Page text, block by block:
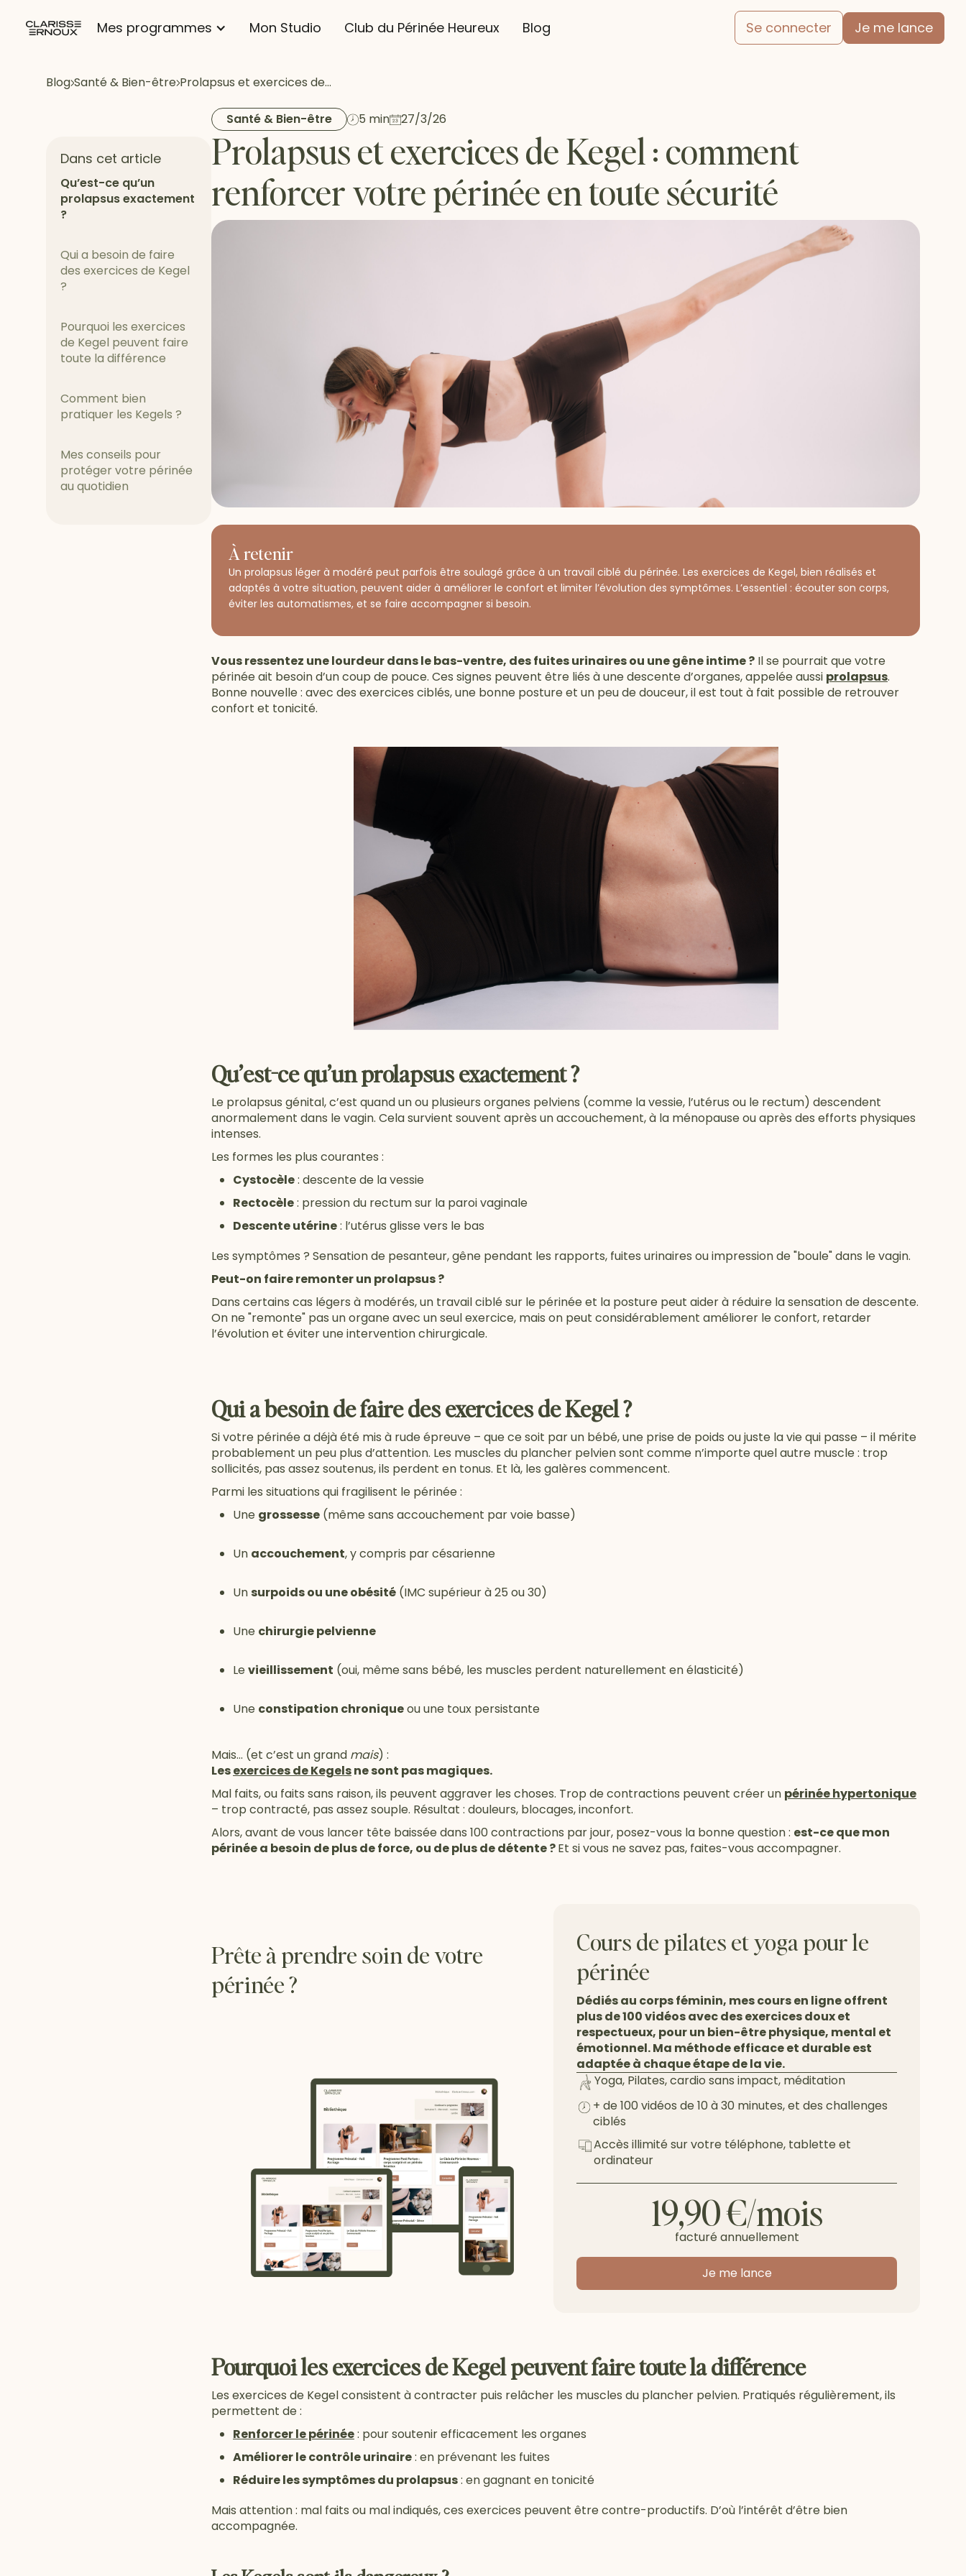
Mes programmes Mon Studio Club du Périnée Heureux Blog Se connecter Je me lance
Blog Santé & Bien-être Prolapsus et exercices de…
Dans cet article
Qu’est-ce qu’un
prolapsus exactement
?
Qui a besoin de faire
des exercices de Kegel
?
Pourquoi les exercices
de Kegel peuvent faire
toute la différence
Comment bien
pratiquer les Kegels ?
Mes conseils pour
protéger votre périnée
au quotidien
Santé & Bien-être 5 min 27/3/26
Prolapsus et exercices de Kegel : comment
renforcer votre périnée en toute sécurité
À retenir
Un prolapsus léger à modéré peut parfois être soulagé grâce à un travail ciblé du périnée. Les exercices de Kegel, bien réalisés et
adaptés à votre situation, peuvent aider à améliorer le confort et limiter l’évolution des symptômes. L’essentiel : écouter son corps,
éviter les automatismes, et se faire accompagner si besoin.
Vous ressentez une lourdeur dans le bas-ventre, des fuites urinaires ou une gêne intime ? Il se pourrait que votre
périnée ait besoin d’un coup de pouce. Ces signes peuvent être liés à une descente d’organes, appelée aussi prolapsus.
Bonne nouvelle : avec des exercices ciblés, une bonne posture et un peu de douceur, il est tout à fait possible de retrouver
confort et tonicité.
Qu’est-ce qu’un prolapsus exactement ?
Le prolapsus génital, c’est quand un ou plusieurs organes pelviens (comme la vessie, l’utérus ou le rectum) descendent
anormalement dans le vagin. Cela survient souvent après un accouchement, à la ménopause ou après des efforts physiques
intenses.
Les formes les plus courantes :
Cystocèle: descente de la vessie
Rectocèle: pression du rectum sur la paroi vaginale
Descente utérine: l’utérus glisse vers le bas
Les symptômes ? Sensation de pesanteur, gêne pendant les rapports, fuites urinaires ou impression de "boule" dans le vagin.
Peut-on faire remonter un prolapsus ?
Dans certains cas légers à modérés, un travail ciblé sur le périnée et la posture peut aider à réduire la sensation de descente.
On ne "remonte" pas un organe avec un seul exercice, mais on peut considérablement améliorer le confort, retarder
l’évolution et éviter une intervention chirurgicale.
Qui a besoin de faire des exercices de Kegel ?
Si votre périnée a déjà été mis à rude épreuve – que ce soit par un bébé, une prise de poids ou juste la vie qui passe – il mérite
probablement un peu plus d’attention. Les muscles du plancher pelvien sont comme n’importe quel autre muscle : trop
sollicités, pas assez soutenus, ils perdent en tonus. Et là, les galères commencent.
Parmi les situations qui fragilisent le périnée :
Une grossesse (même sans accouchement par voie basse)
Un accouchement, y compris par césarienne
Un surpoids ou une obésité (IMC supérieur à 25 ou 30)
Une chirurgie pelvienne
Levieillissement (oui, même sans bébé, les muscles perdent naturellement en élasticité)
Une constipation chroniqueou une toux persistante
Mais... (et c’est un grand mais) :
Lesexercices de Kegelsne sont pas magiques.
Mal faits, ou faits sans raison, ils peuvent aggraver les choses. Trop de contractions peuvent créer un périnée hypertonique
– trop contracté, pas assez souple. Résultat : douleurs, blocages, inconfort.
Alors, avant de vous lancer tête baissée dans 100 contractions par jour, posez-vous la bonne question : est-ce que mon
périnée a besoin de plus de force, ou de plus de détente ?Et si vous ne savez pas, faites-vous accompagner.
Prête à prendre soin de votre
périnée ?
Cours de pilates et yoga pour le
périnée
Dédiés au corps féminin, mes cours en ligne offrent
plus de 100 vidéos avec des exercices doux et
respectueux, pour un bien-être physique, mental et
émotionnel. Ma méthode efficace et durable est
adaptée à chaque étape de la vie.
Yoga, Pilates, cardio sans impact, méditation
+ de 100 vidéos de 10 à 30 minutes, et des challenges
ciblés
Accès illimité sur votre téléphone, tablette et
ordinateur
19,90 €/mois
facturé annuellement
Je me lance
Pourquoi les exercices de Kegel peuvent faire toute la différence
Les exercices de Kegel consistent à contracter puis relâcher les muscles du plancher pelvien. Pratiqués régulièrement, ils
permettent de :
Renforcer le périnée: pour soutenir efficacement les organes
Améliorer le contrôle urinaire: en prévenant les fuites
Réduire les symptômes du prolapsus: en gagnant en tonicité
Mais attention : mal faits ou mal indiqués, ces exercices peuvent être contre-productifs. D’où l’intérêt d’être bien
accompagnée.